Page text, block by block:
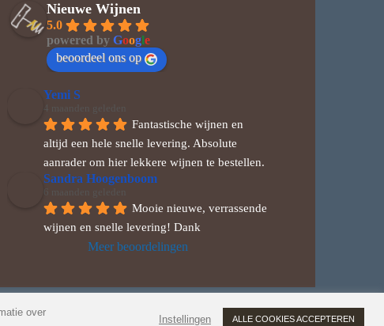
Nieuwe Wijnen
5.0
powered by Google
beoordeel ons op
Yemi S
4 maanden geleden
Fantastische wijnen en
altijd een hele snelle levering. Absolute
aanrader om hier lekkere wijnen te bestellen.
Sandra Hoogenboom
6 maanden geleden
Mooie nieuwe, verrassende
wijnen en snelle levering! Dank
Meer beoordelingen
Wero
American
Bancontact
over
Instellingen ALLE COOKIES ACCEPTEREN